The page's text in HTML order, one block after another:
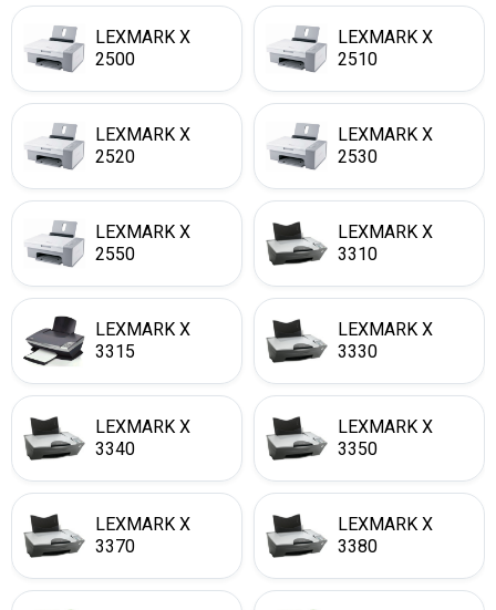
LEXMARK X
2500
LEXMARK X
2510
LEXMARK X
2520
LEXMARK X
2530
LEXMARK X
2550
LEXMARK X
3310
LEXMARK X
3315
LEXMARK X
3330
LEXMARK X
3340
LEXMARK X
3350
LEXMARK X
3370
LEXMARK X
3380